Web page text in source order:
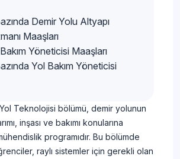
Demir Yolu Altyapı
Maaşları
Yöneticisi Maaşları
Yol Bakım Yöneticisi
Teknolojisi bölümü, demir yolunun
inşası ve bakımı konularına
programıdır. Bu bölümde
raylı sistemler için gerekli olan